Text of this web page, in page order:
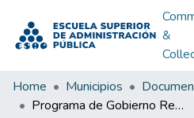
&
Home Municipios
Programa de Gobierno Remedios Antioquia 2012 - 2015: PG Remedios Antioquia 2012 - 2015